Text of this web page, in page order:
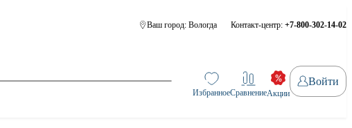
Ваш город: Вологда Контакт-центр: +7-800-302-14-02
ИзбранноеСравнениеАкции
Войти